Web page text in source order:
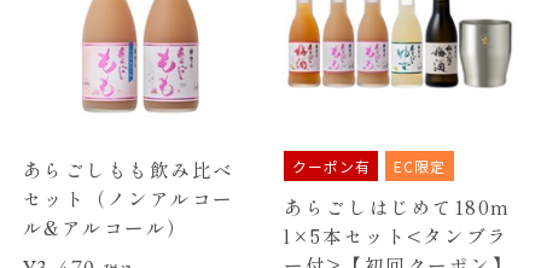
あらごしもも飲み比べ
セット（ノンアルコー
ル&アルコール）
クーポン有 EC限定
あらごしはじめて180m
l×5本セット<タンブラ